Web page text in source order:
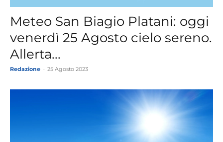
Meteo San Biagio Platani: oggi
venerdì 25 Agosto cielo sereno.
Allerta...
Redazione 25 Agosto 2023